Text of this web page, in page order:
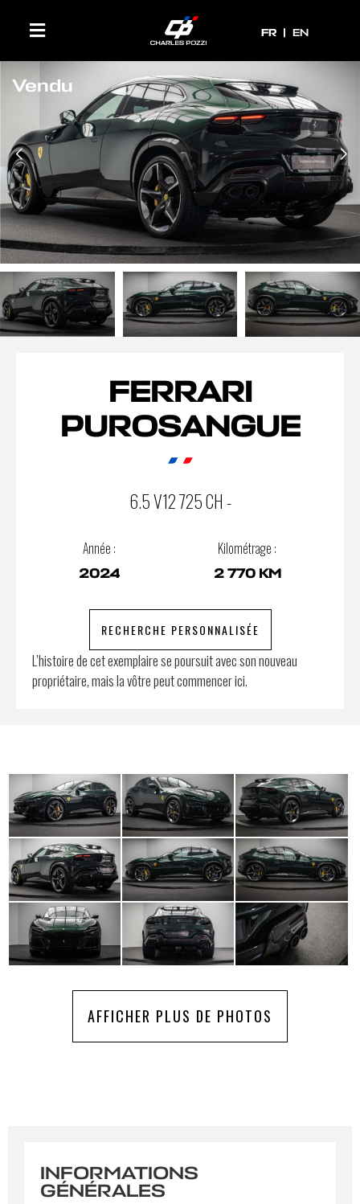
FR
FR EN
Vendu
FERRARI
PUROSANGUE
6.5 V12 725 CH -
Année :
2024
Kilométrage :
2 770 KM
RECHERCHE PERSONNALISÉE
L’histoire de cet exemplaire se poursuit avec son nouveau
propriétaire, mais la vôtre peut commencer ici.
AFFICHER PLUS DE PHOTOS
INFORMATIONS
GÉNÉRALES